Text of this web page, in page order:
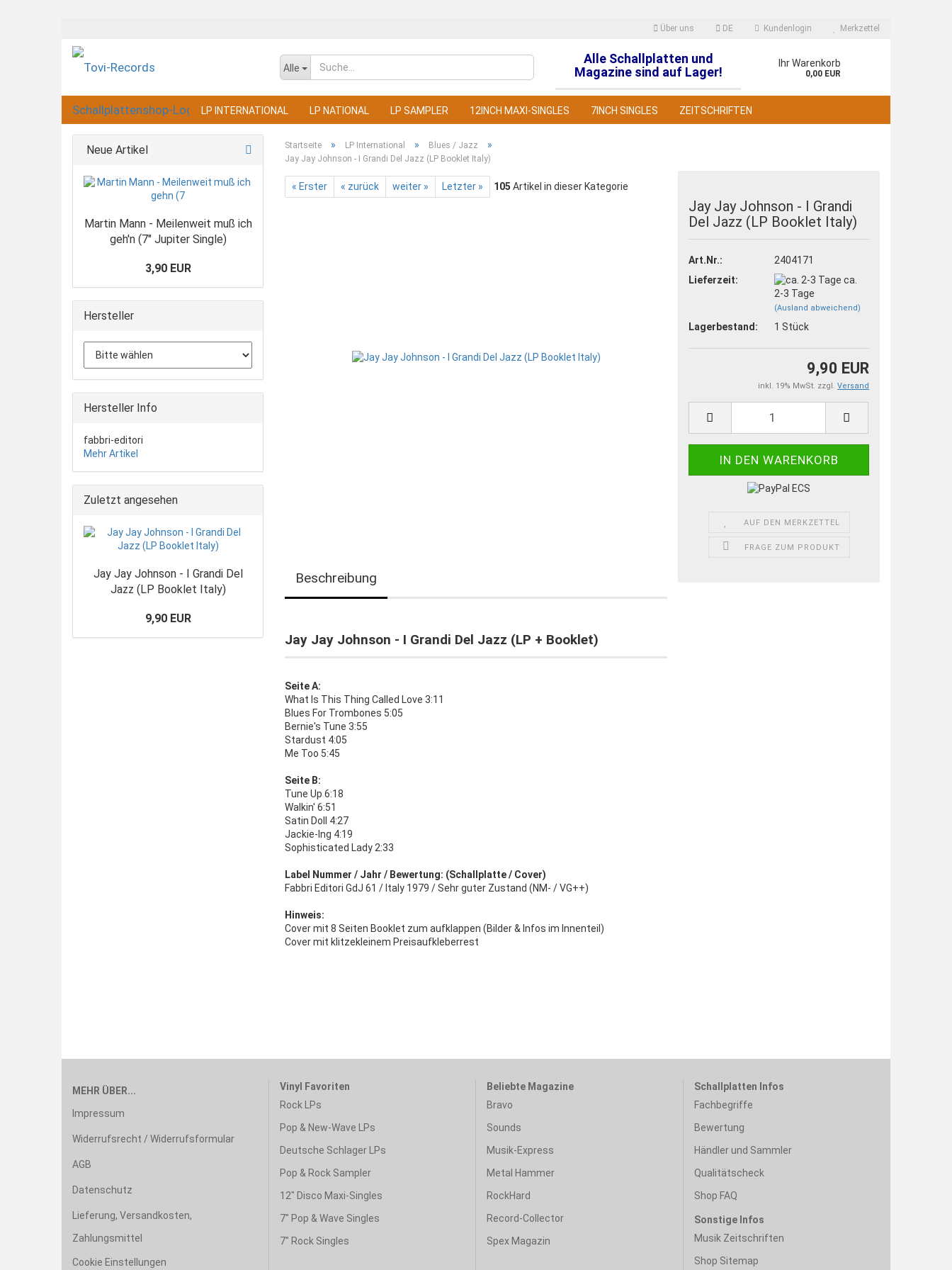
Über uns DE
Sprache auswählen
Kundenlogin Merkzettel
Alle
Alle Schallplatten und
Magazine sind auf Lager!
Ihr Warenkorb
0,00 EUR
LP INTERNATIONAL LP NATIONAL LP SAMPLER 12INCH MAXI-SINGLES 7INCH SINGLES ZEITSCHRIFTEN
Startseite » LP International » Blues / Jazz »
Jay Jay Johnson - I Grandi Del Jazz (LP Booklet Italy)
« Erster « zurück weiter » Letzter » 105 Artikel in dieser Kategorie
Jay Jay Johnson - I Grandi
Del Jazz (LP Booklet Italy)
Art.Nr.:
2404171
Lieferzeit:
ca.
2-3 Tage
(Ausland abweichend)
Lagerbestand: 1Stück
9,90 EUR
inkl. 19% MwSt. zzgl. Versand
AUF DEN MERKZETTEL
FRAGE ZUM PRODUKT
Beschreibung
Jay Jay Johnson - I Grandi Del Jazz (LP + Booklet)
Seite A:
What Is This Thing Called Love 3:11
Blues For Trombones 5:05
Bernie's Tune 3:55
Stardust 4:05
Me Too 5:45
Seite B:
Tune Up 6:18
Walkin' 6:51
Satin Doll 4:27
Jackie-Ing 4:19
Sophisticated Lady 2:33
Label Nummer / Jahr / Bewertung: (Schallplatte / Cover)
Fabbri Editori GdJ 61 / Italy 1979 / Sehr guter Zustand (NM- / VG++)
Hinweis:
Cover mit 8 Seiten Booklet zum aufklappen (Bilder & Infos im Innenteil)
Cover mit klitzekleinem Preisaufkleberrest
Neue Artikel
Martin Mann - Meilenweit muß ich
geh'n (7" Jupiter Single)
3,90 EUR
Hersteller
Hersteller Info
fabbri-editori
Mehr Artikel
Zuletzt angesehen
Jay Jay Johnson - I Grandi Del
Jazz (LP Booklet Italy)
9,90 EUR
MEHR ÜBER...
Impressum
Widerrufsrecht / Widerrufsformular
AGB
Datenschutz
Lieferung, Versandkosten,
Zahlungsmittel
Cookie Einstellungen
Vinyl Favoriten
Rock LPs
Pop & New-Wave LPs
Deutsche Schlager LPs
Pop & Rock Sampler
12" Disco Maxi-Singles
7" Pop & Wave Singles
7" Rock Singles
Beliebte Magazine
Bravo
Sounds
Musik-Express
Metal Hammer
RockHard
Record-Collector
Spex Magazin
Schallplatten Infos
Fachbegriffe
Bewertung
Händler und Sammler
Qualitätscheck
Shop FAQ
Sonstige Infos
Musik Zeitschriften
Shop Sitemap